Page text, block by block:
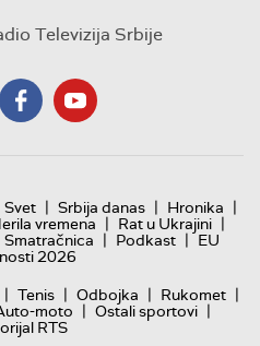
Televizija Srbije
Svet | Srbija danas | Hronika |
vremena | Rat u Ukrajini |
Smatračnica | Podkast | EU
2026
| Tenis | Odbojka | Rukomet |
moto | Ostali sportovi |
RTS